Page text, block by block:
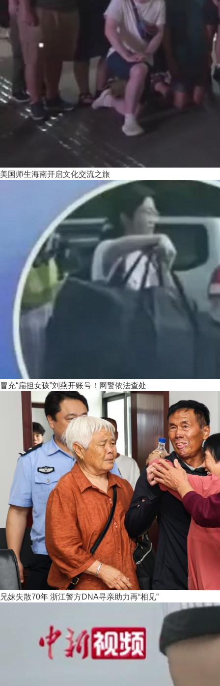
美国师生海南开启文化交流之旅
冒充“扁担女孩”刘燕开账号！网警依法查处
兄妹失散70年 浙江警方DNA寻亲助力再“相见”